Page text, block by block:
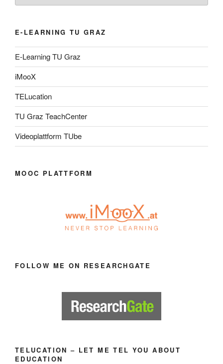
E-LEARNING TU GRAZ
E-Learning TU Graz
iMooX
TELucation
TU Graz TeachCenter
Videoplattform TUbe
MOOC PLATTFORM
FOLLOW ME ON RESEARCHGATE
TELUCATION – LET ME TEL YOU ABOUT
EDUCATION